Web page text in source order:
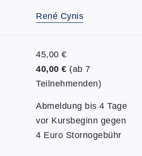
René Cynis
45,00 €
40,00 € (ab 7
Teilnehmenden)
Abmeldung bis 4 Tage
vor Kursbeginn gegen
4 Euro Stornogebühr